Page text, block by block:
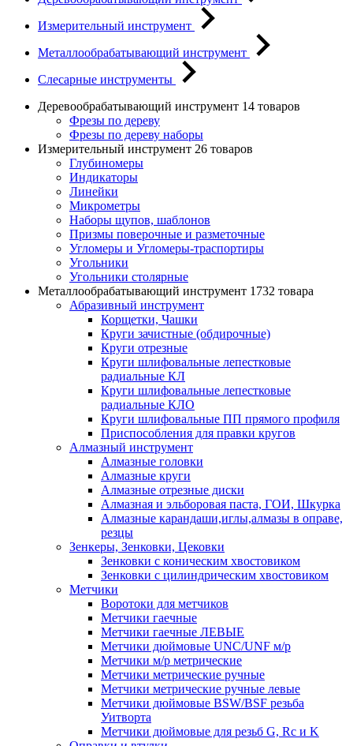
Измерительный инструмент
Металлообрабатывающий инструмент
Слесарные инструменты
Деревообрабатывающий инструмент 14 товаров
Фрезы по дереву
Фрезы по дереву наборы
Измерительный инструмент 26 товаров
Глубиномеры
Индикаторы
Линейки
Микрометры
Наборы щупов, шаблонов
Призмы поверочные и разметочные
Угломеры и Угломеры-траспортиры
Угольники
Угольники столярные
Металлообрабатывающий инструмент 1732 товара
Абразивный инструмент
Корщетки, Чашки
Круги зачистные (обдирочные)
Круги отрезные
Круги шлифовальные лепестковые
радиальные КЛ
Круги шлифовальные лепестковые
радиальные КЛО
Круги шлифовальные ПП прямого профиля
Приспособления для правки кругов
Алмазный инструмент
Алмазные головки
Алмазные круги
Алмазные отрезные диски
Алмазная и эльборовая паста, ГОИ, Шкурка
Алмазные карандаши,иглы,алмазы в оправе,
резцы
Зенкеры, Зенковки, Цековки
Зенковки с коническим хвостовиком
Зенковки с цилиндрическим хвостовиком
Метчики
Воротоки для метчиков
Метчики гаечные
Метчики гаечные ЛЕВЫЕ
Метчики дюймовые UNC/UNF м/р
Метчики м/р метрические
Метчики метрические ручные
Метчики метрические ручные левые
Метчики дюймовые BSW/BSF резьба
Уитворта
Метчики дюймовые для резьб G, Rc и K